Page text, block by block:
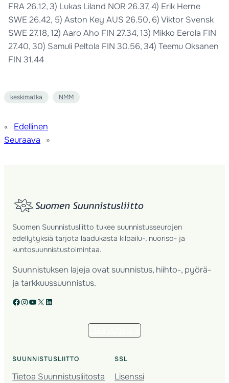
FRA 26.12, 3) Lukas Liland NOR 26.37, 4) Erik Herne
SWE 26.42, 5) Aston Key AUS 26.50, 6) Viktor Svensk
SWE 27.18, 12) Aaro Aho FIN 27.34, 13) Mikko Eerola FIN
27.40, 30) Samuli Peltola FIN 30.56, 34) Teemu Oksanen
FIN 31.44
keskimatka NMM
«
Edellinen
Seuraava
»
Suomen Suunnistusliitto tukee suunnistusseurojen
edellytyksiä tarjota laadukasta kilpailu-, nuoriso- ja
kuntosuunnistustoimintaa.
Suunnistuksen lajeja ovat suunnistus, hiihto-, pyörä-
ja tarkkuussuunnistus.
Facebook Instagram YouTube X LinkedIn
SUUNNISTUSLIITTO
Tietoa Suunnistusliitosta
SSL
Lisenssi